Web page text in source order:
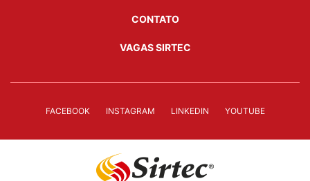
CONTATO
VAGAS SIRTEC
FACEBOOK INSTAGRAM LINKEDIN YOUTUBE